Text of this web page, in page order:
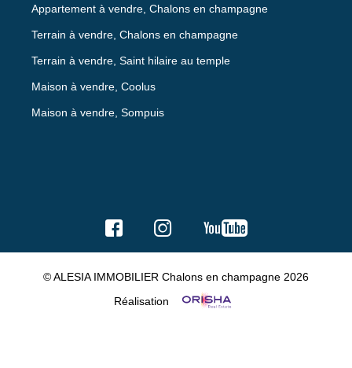
Appartement à vendre, Chalons en champagne
Terrain à vendre, Chalons en champagne
Terrain à vendre, Saint hilaire au temple
Maison à vendre, Coolus
Maison à vendre, Sompuis
© ALESIA IMMOBILIER Chalons en champagne 2026
Réalisation